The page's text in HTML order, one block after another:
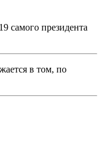
самого президента
в том, по